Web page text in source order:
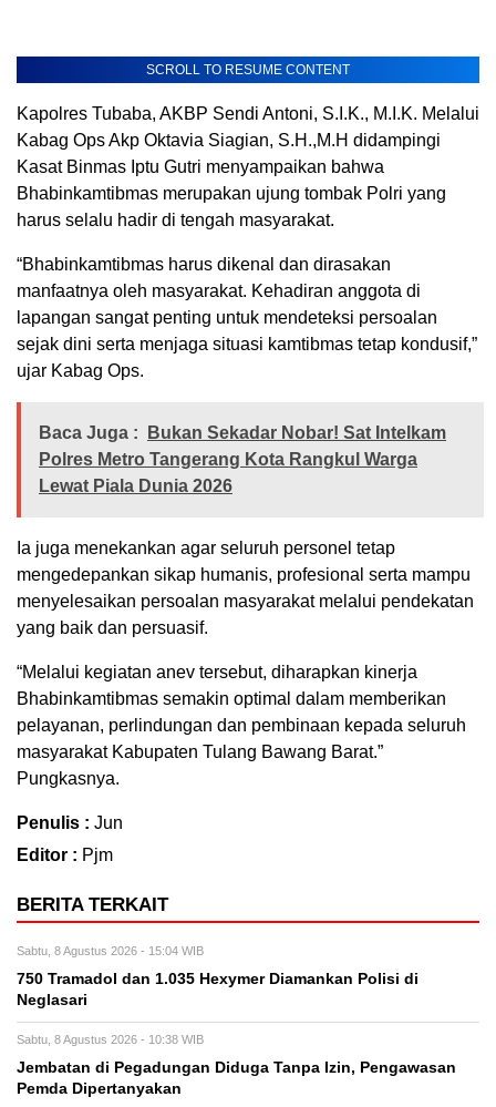
SCROLL TO RESUME CONTENT
Kapolres Tubaba, AKBP Sendi Antoni, S.I.K., M.I.K. Melalui
Kabag Ops Akp Oktavia Siagian, S.H.,M.H didampingi
Kasat Binmas Iptu Gutri menyampaikan bahwa
Bhabinkamtibmas merupakan ujung tombak Polri yang
harus selalu hadir di tengah masyarakat.
“Bhabinkamtibmas harus dikenal dan dirasakan
manfaatnya oleh masyarakat. Kehadiran anggota di
lapangan sangat penting untuk mendeteksi persoalan
sejak dini serta menjaga situasi kamtibmas tetap kondusif,”
ujar Kabag Ops.
Baca Juga :
Bukan Sekadar Nobar! Sat Intelkam
Polres Metro Tangerang Kota Rangkul Warga
Lewat Piala Dunia 2026
Ia juga menekankan agar seluruh personel tetap
mengedepankan sikap humanis, profesional serta mampu
menyelesaikan persoalan masyarakat melalui pendekatan
yang baik dan persuasif.
“Melalui kegiatan anev tersebut, diharapkan kinerja
Bhabinkamtibmas semakin optimal dalam memberikan
pelayanan, perlindungan dan pembinaan kepada seluruh
masyarakat Kabupaten Tulang Bawang Barat.”
Pungkasnya.
Penulis : Jun
Editor : Pjm
BERITA TERKAIT
Sabtu, 8 Agustus 2026 - 15:04 WIB
750 Tramadol dan 1.035 Hexymer Diamankan Polisi di
Neglasari
Sabtu, 8 Agustus 2026 - 10:38 WIB
Jembatan di Pegadungan Diduga Tanpa Izin, Pengawasan
Pemda Dipertanyakan